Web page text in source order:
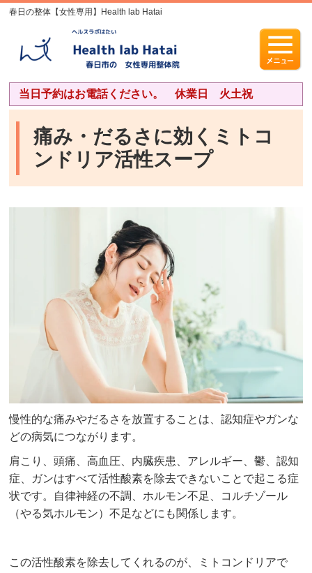
春日の整体【女性専用】Health lab Hatai
当日予約はお電話ください。 休業日 火土祝
痛み・だるさに効くミトコ
ンドリア活性スープ
慢性的な痛みやだるさを放置することは、認知症やガンな
どの病気につながります。
肩こり、頭痛、高血圧、内臓疾患、アレルギー、鬱、認知
症、ガンはすべて活性酸素を除去できないことで起こる症
状です。自律神経の不調、ホルモン不足、コルチゾール
（やる気ホルモン）不足などにも関係します。
この活性酸素を除去してくれるのが、ミトコンドリアで